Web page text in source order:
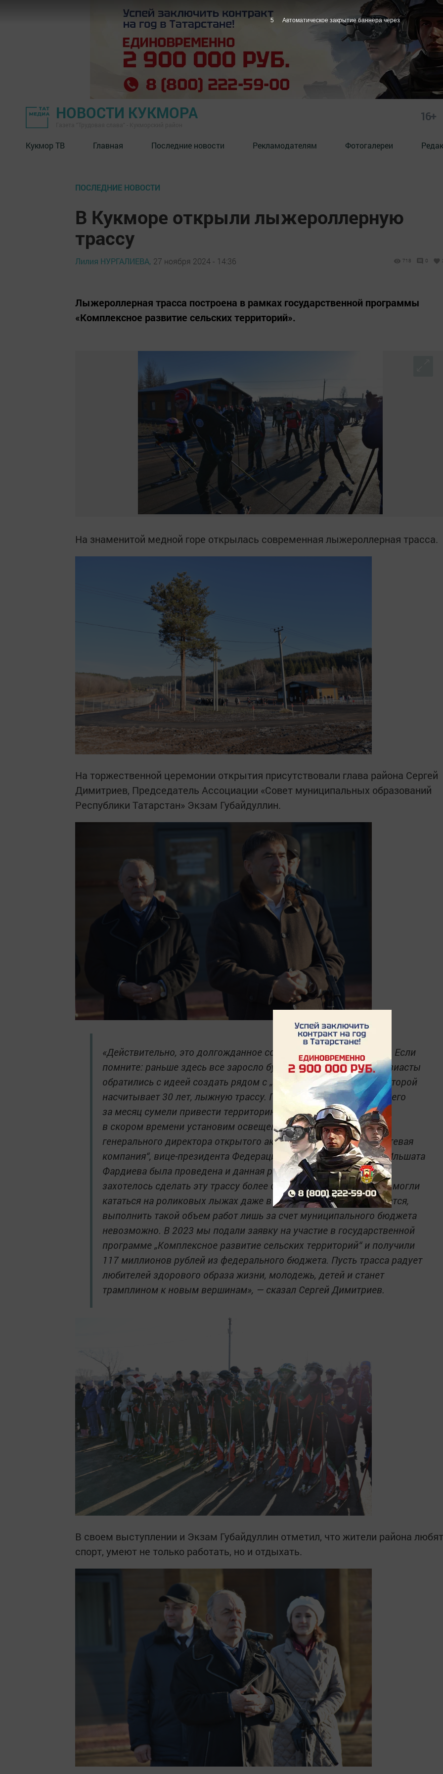
НОВОСТИ КУКМОРА 16+
Кукмор ТВ Главная Последние новости Рекламодателям Фотогалереи
ПОСЛЕДНИЕ НОВОСТИ
В Кукморе открыли лыжероллерную
трассу
Лилия НУРГАЛИЕВА, 27 ноября 2024 - 14:36 718 0
Лыжероллерная трасса построена в рамках государственной программы
«Комплексное развитие сельских территорий».
На знаменитой медной горе открылась современная лыжероллерная трасса.
На торжественной церемонии открытия присутствовали глава района Сергей
Димитриев, Председатель Ассоциации «Совет муниципальных образований
Республики Татарстан» Экзам Губайдуллин.
«Действительно, это долгожданное событие для нашего района. Если
помните: раньше здесь все заросло бурьяном. В 2016 году энтузиасты
обратились с идеей создать рядом с „горнолыжкой“, история которой
насчитывает 30 лет, лыжную трассу. Получив мое одобрение, всего
за месяц сумели привести территорию в порядок. Я обещал, что
в скором времени установим освещение. Так при поддержке
генерального директора открытого акционерного общества „Сетевая
компания“, вице-президента Федерации лыжных гонок России Ильшата
Фардиева была проведена и данная работа. В дальнейшем нам
захотелось сделать эту трассу более современной, чтобы здесь могли
кататься на роликовых лыжах даже в отсутствие снега. Разумеется,
выполнить такой объем работ лишь за счет муниципального бюджета
невозможно. В 2023 мы подали заявку на участие в государственной
программе „Комплексное развитие сельских территорий“ и получили
117 миллионов рублей из федерального бюджета. Пусть трасса радует
любителей здорового образа жизни, молодежь, детей и станет
трамплином к новым вершинам», — сказал Сергей Димитриев.
В своем выступлении и Экзам Губайдуллин отметил, что жители района любят
спорт, умеют не только работать, но и отдыхать.
3 Автоматическое закрытие баннера через